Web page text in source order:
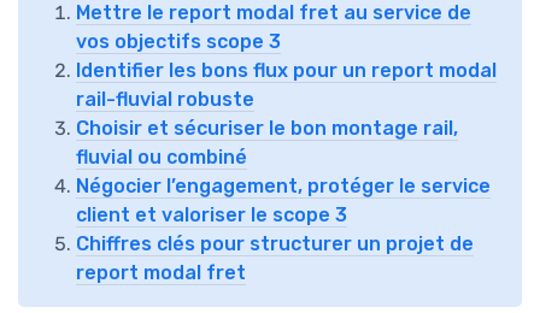
Mettre le report modal fret au service de
vos objectifs scope 3
Identifier les bons flux pour un report modal
rail-fluvial robuste
Choisir et sécuriser le bon montage rail,
fluvial ou combiné
Négocier l’engagement, protéger le service
client et valoriser le scope 3
Chiffres clés pour structurer un projet de
report modal fret